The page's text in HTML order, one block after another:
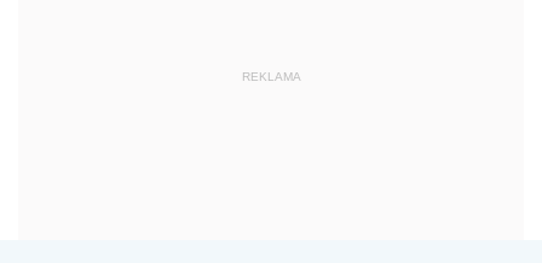
1959REKLAMA